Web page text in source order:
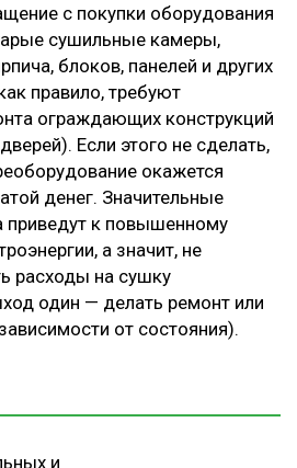
с покупки оборудования
сушильные камеры,
блоков, панелей и других
правило, требуют
ограждающих конструкций
Если этого не сделать,
окажется
денег. Значительные
приведут к повышенному
а значит, не
расходы на сушку
один — делать ремонт или
от состояния).
и